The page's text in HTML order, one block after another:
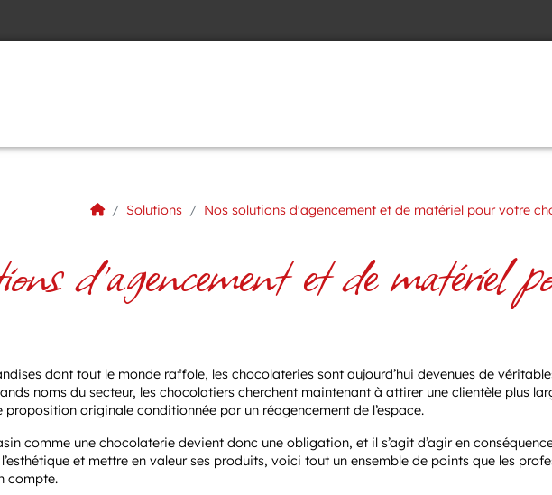
Solutions Nos solutions d'agencement et de matériel pour votre
d'agencement et de matériel
dont tout le monde raffole, les chocolateries sont aujourd’hui devenues de
noms du secteur, les chocolatiers cherchent maintenant à attirer une clientèle plus
originale conditionnée par un réagencement de l’espace.
comme une chocolaterie devient donc une obligation, et il s’agit d’agir en
et mettre en valeur ses produits, voici tout un ensemble de points que les
compte.